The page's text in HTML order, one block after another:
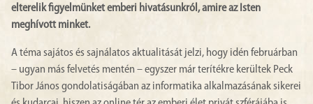
elterelik figyelmünket emberi hivatásunkról, amire az Isten
meghívott minket.
A téma sajátos és sajnálatos aktualitását jelzi, hogy idén februárban
– ugyan más felvetés mentén – egyszer már terítékre kerültek Peck
Tibor János gondolatiságában az informatika alkalmazásának sikerei